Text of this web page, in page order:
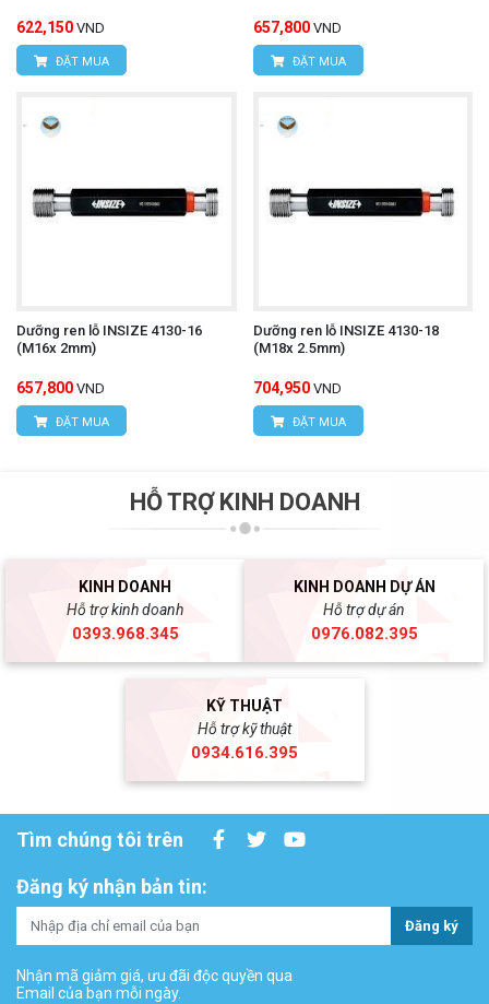
622,150 VND
ĐẶT MUA
657,800 VND
ĐẶT MUA
Dưỡng ren lỗ INSIZE 4130-16
(M16x 2mm)
657,800 VND
ĐẶT MUA
Dưỡng ren lỗ INSIZE 4130-18
(M18x 2.5mm)
704,950 VND
ĐẶT MUA
HỖ TRỢ KINH DOANH
KINH DOANH
Hỗ trợ kinh doanh
0393.968.345
KINH DOANH DỰ ÁN
Hỗ trợ dự án
0976.082.395
KỸ THUẬT
Hỗ trợ kỹ thuật
0934.616.395
Tìm chúng tôi trên
Đăng ký nhận bản tin:
Đăng ký
Nhận mã giảm giá, ưu đãi độc quyền qua
Email của bạn mỗi ngày.